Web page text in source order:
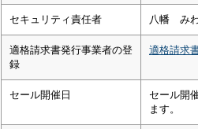
セキュリティ責任者 八幡 み
適格請求書発行事業者の登
録
適格請求
セール開催日 セール開
ます。